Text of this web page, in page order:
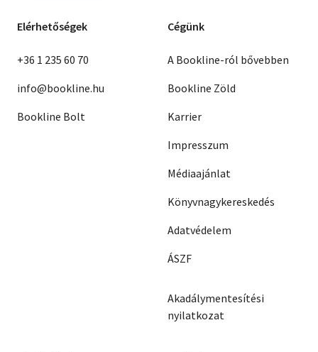
Elérhetőségek
+36 1 235 60 70
info@bookline.hu
Bookline Bolt
Cégünk
A Bookline-ról bővebben
Bookline Zöld
Karrier
Impresszum
Médiaajánlat
Könyvnagykereskedés
Adatvédelem
ÁSZF
Akadálymentesítési
nyilatkozat